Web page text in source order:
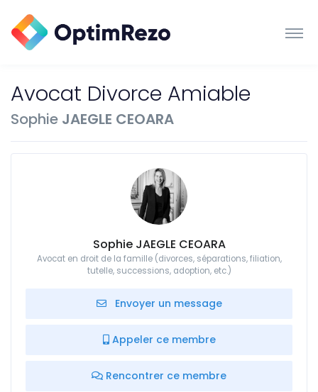
Avocat Divorce Amiable
Sophie JAEGLE CEOARA
Sophie JAEGLE CEOARA
Avocat en droit de la famille (divorces, séparations, filiation,
tutelle, successions, adoption, etc.)
Envoyer un message
Appeler ce membre
Rencontrer ce membre